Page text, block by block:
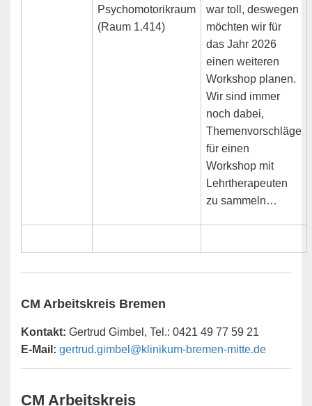
Psychomotorikraum
(Raum 1.414)
war toll, deswegen
möchten wir für
das Jahr 2026
einen weiteren
Workshop planen.
Wir sind immer
noch dabei,
Themenvorschläge
für einen
Workshop mit
Lehrtherapeuten
zu sammeln…
CM Arbeitskreis Bremen
Kontakt: Gertrud Gimbel, Tel.: 0421 49 77 59 21
E-Mail: gertrud.gimbel@klinikum-bremen-mitte.de
CM Arbeitskreis